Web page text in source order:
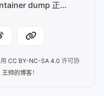
使用sidecar container dump 正在运行的容器
CC BY-NC-SA 4.0 许可协
王帅的博客！